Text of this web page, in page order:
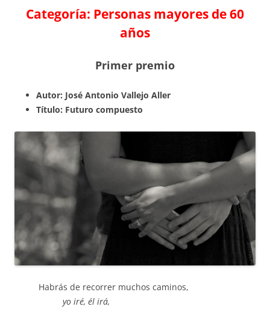
Categoría: Personas mayores de 60
años
Primer premio
Autor: José Antonio Vallejo Aller
Título: Futuro compuesto
Habrás de recorrer muchos caminos,
yo iré, él irá,